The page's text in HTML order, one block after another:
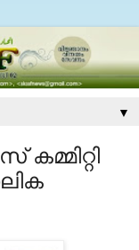
▼
കമ്മിറ്റി